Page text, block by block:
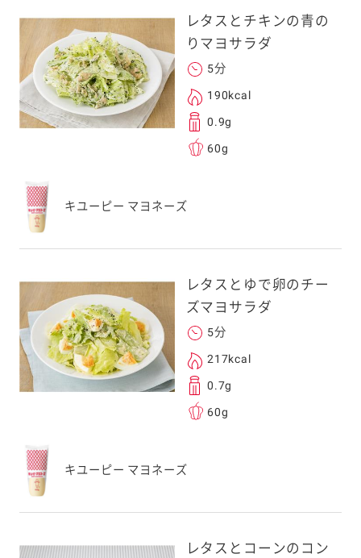
レタスとチキンの青の
りマヨサラダ
5分
190kcal
0.9g
60g
キユーピー マヨネーズ
レタスとゆで卵のチー
ズマヨサラダ
5分
217kcal
0.7g
60g
キユーピー マヨネーズ
レタスとコーンのコン